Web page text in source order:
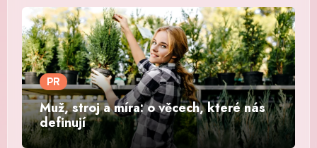
PR
Muž, stroj a míra: o věcech, které nás
definují